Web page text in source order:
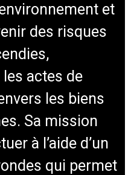
et
des risques
les actes de
les biens
Sa mission
à l’aide d’un
qui permet